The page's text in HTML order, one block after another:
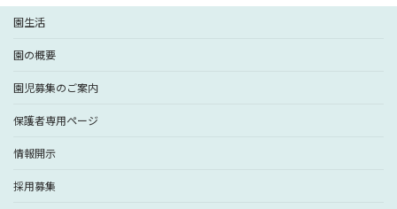
園生活
園の概要
園児募集のご案内
保護者専用ページ
情報開示
採用募集